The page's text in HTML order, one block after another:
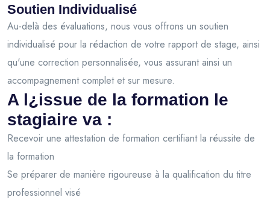
Soutien Individualisé
Au-delà des évaluations, nous vous offrons un soutien
individualisé pour la rédaction de votre rapport de stage, ainsi
qu'une correction personnalisée, vous assurant ainsi un
accompagnement complet et sur mesure.
A l¿issue de la formation le
stagiaire va :
Recevoir une attestation de formation certifiant la réussite de
la formation
Se préparer de manière rigoureuse à la qualification du titre
professionnel visé